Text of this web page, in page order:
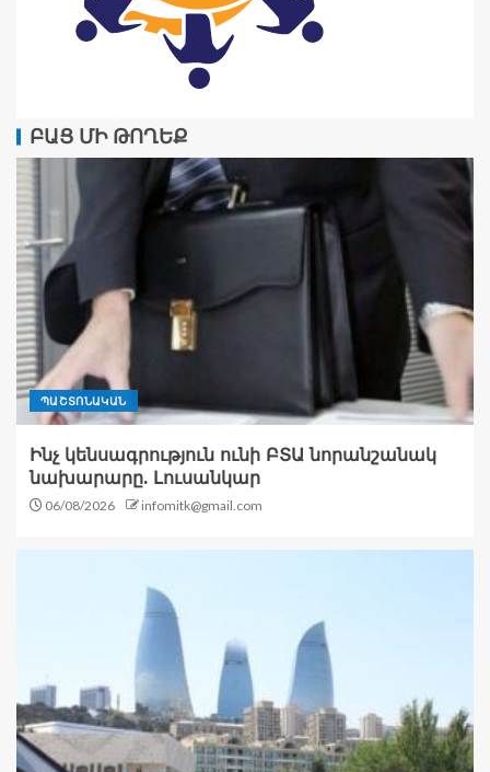
ԲԱՑ ՄԻ ԹՈՂԵՔ
ՊԱՇՏՈՆԱԿԱՆ
Ինչ կենսագրություն ունի ԲՏԱ նորանշանակ
նախարարը. Լուսանկար
06/08/2026 infomitk@gmail.com